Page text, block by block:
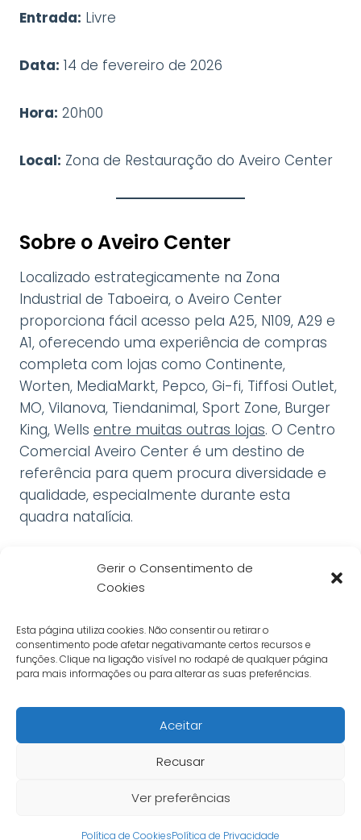
Gerir o Consentimento de
Cookies
Esta página utiliza cookies. Não consentir ou retirar o
consentimento pode afetar negativamante certos recursos e
funções. Clique na ligação visível no rodapé de qualquer página
para mais informações ou para alterar as suas preferências.
Aceitar
Recusar
Ver preferências
Política de CookiesPolítica de Privacidade
Entrada: Livre
Data: 14 de fevereiro de 2026
Hora: 20h00
Local: Zona de Restauração do Aveiro Center
Sobre o Aveiro Center
Localizado estrategicamente na Zona
Industrial de Taboeira, o Aveiro Center
proporciona fácil acesso pela A25, N109, A29 e
A1, oferecendo uma experiência de compras
completa com lojas como Continente,
Worten, MediaMarkt, Pepco, Gi-fi, Tiffosi Outlet,
MO, Vilanova, Tiendanimal, Sport Zone, Burger
King, Wells entre muitas outras lojas. O Centro
Comercial Aveiro Center é um destino de
referência para quem procura diversidade e
qualidade, especialmente durante esta
quadra natalícia.
Livro de Reclamações Online
Política de Cookies
reservados